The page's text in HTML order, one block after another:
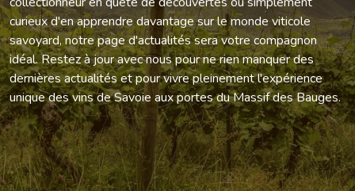
curieux d'en apprendre davantage sur le monde viticole
savoyard, notre page d'actualités sera votre compagnon
idéal. Restez à jour avec nous pour ne rien manquer des
dernières actualités et pour vivre pleinement l'expérience
unique des vins de Savoie aux portes du Massif des Bauges.